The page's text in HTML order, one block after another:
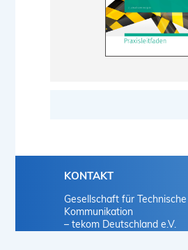
KONTAKT
Gesellschaft für Technische
Kommunikation
– tekom Deutschland e.V.